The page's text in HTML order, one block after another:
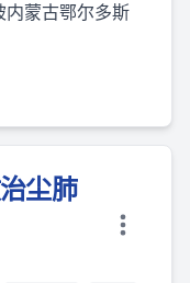
内蒙古鄂尔多斯
尘肺